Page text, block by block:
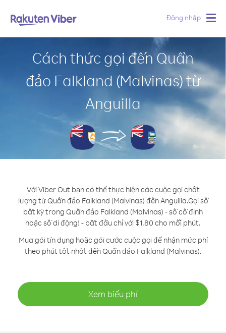
Đăng nhập
Cách thức gọi đến Quần
đảo Falkland (Malvinas) từ
Anguilla
Với Viber Out bạn có thể thực hiện các cuộc gọi chất
lượng từ Quần đảo Falkland (Malvinas) đến Anguilla.Gọi số
bất kỳ trong Quần đảo Falkland (Malvinas) - số cố định
hoặc số di động! - bắt đầu chỉ với $1.80 cho mỗi phút.
Mua gói tín dụng hoặc gói cước cuộc gọi để nhận mức phí
theo phút tốt nhất đến Quần đảo Falkland (Malvinas).
Xem biểu phí